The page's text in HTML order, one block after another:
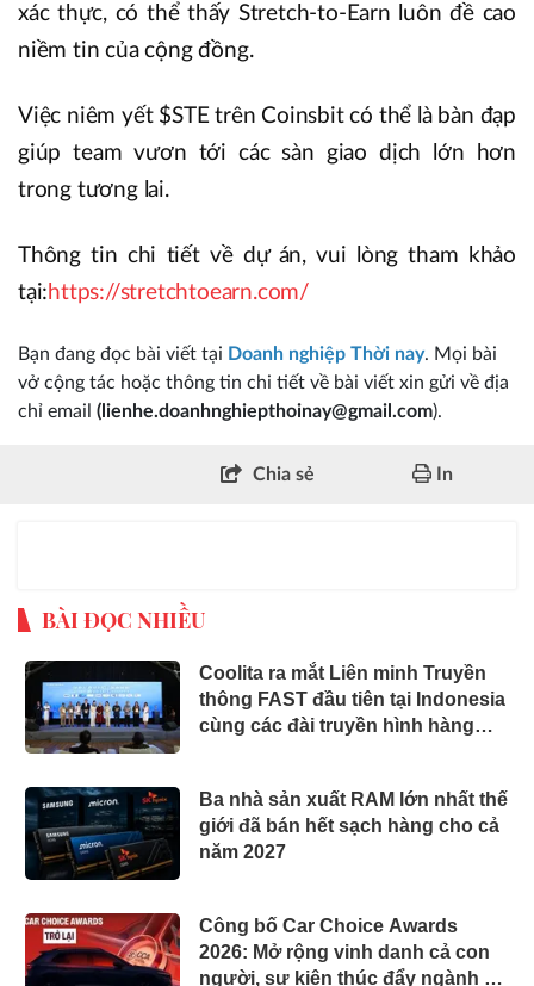
xác thực, có thể thấy Stretch-to-Earn luôn đề cao
niềm tin của cộng đồng.
Việc niêm yết $STE trên Coinsbit có thể là bàn đạp
giúp team vươn tới các sàn giao dịch lớn hơn
trong tương lai.
Thông tin chi tiết về dự án, vui lòng tham khảo
tại: https://stretchtoearn.com/
Bạn đang đọc bài viết tại Doanh nghiệp Thời nay. Mọi bài
vở cộng tác hoặc thông tin chi tiết về bài viết xin gửi về địa
chỉ email (lienhe.doanhnghiepthoinay@gmail.com).
Chia sẻ In
BÀI ĐỌC NHIỀU
Coolita ra mắt Liên minh Truyền
thông FAST đầu tiên tại Indonesia
cùng các đài truyền hình hàng
Ba nhà sản xuất RAM lớn nhất thế
giới đã bán hết sạch hàng cho cả
năm 2027
Công bố Car Choice Awards
2026: Mở rộng vinh danh cả con
người, sự kiện thúc đẩy ngành xe